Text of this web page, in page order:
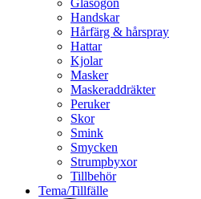
Glasögon
Handskar
Hårfärg & hårspray
Hattar
Kjolar
Masker
Maskeraddräkter
Peruker
Skor
Smink
Smycken
Strumpbyxor
Tillbehör
Tema/Tillfälle